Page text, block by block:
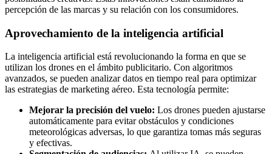
percepción de las marcas y su relación con los consumidores.
Aprovechamiento de la inteligencia artificial
La inteligencia artificial está revolucionando la forma en que se
utilizan los drones en el ámbito publicitario. Con algoritmos
avanzados, se pueden analizar datos en tiempo real para optimizar
las estrategias de marketing aéreo. Esta tecnología permite:
Mejorar la precisión del vuelo: Los drones pueden ajustarse
automáticamente para evitar obstáculos y condiciones
meteorológicas adversas, lo que garantiza tomas más seguras
y efectivas.